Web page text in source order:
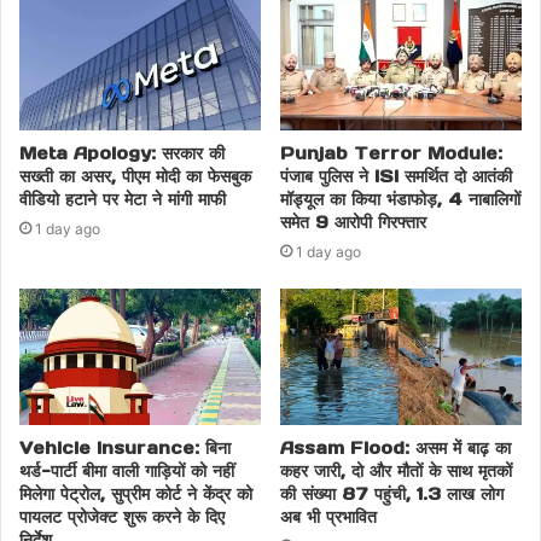
AyodhyaStyleTemple BengalSecurity
BJPvsTMC CommunalHarmony
DroneSurveillance
JharkhandProcessionBan
MaharashtraPoliceAlert
MamataBanerjeeAppeal PoliticalTension
RAFDeployment RamNavamiAlert
RamNavamiProcession
RamNavamiViolenceHistory
Meta Apology: सरकार की
सख्ती का असर, पीएम मोदी का फेसबुक
वीडियो हटाने पर मेटा ने मांगी माफी
1 day ago
Punjab Terror Module:
पंजाब पुलिस ने ISI समर्थित दो आतंकी
मॉड्यूल का किया भंडाफोड़, 4 नाबालिगों
समेत 9 आरोपी गिरफ्तार
1 day ago
Vehicle Insurance: बिना
थर्ड-पार्टी बीमा वाली गाड़ियों को नहीं
मिलेगा पेट्रोल, सुप्रीम कोर्ट ने केंद्र को
पायलट प्रोजेक्ट शुरू करने के दिए
Assam Flood: असम में बाढ़ का
कहर जारी, दो और मौतों के साथ मृतकों
की संख्या 87 पहुंची, 1.3 लाख लोग
अब भी प्रभावित